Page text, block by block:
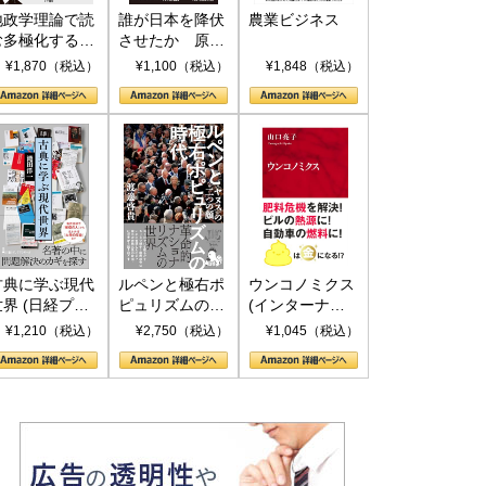
政学理論で読
多極化する世
トランプと
¥1,870（税込）
誰が日本を降伏
させたか 原爆
投下、ソ連参
(PHP新書)
¥1,100（税込）
農業ビジネス
¥1,848（税込）
典に学ぶ現代
界 (日経プレ
アシリーズ)
¥1,210（税込）
ルペンと極右ポ
ピュリズムの時
代：〈ヤヌス〉
¥2,750（税込）
ウンコノミクス
(インターナシ
ョナル新書)
¥1,045（税込）